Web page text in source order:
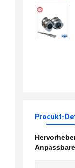
Produkt-